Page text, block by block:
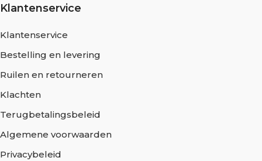
Klantenservice
Klantenservice
Bestelling en levering
Ruilen en retourneren
Klachten
Terugbetalingsbeleid
Algemene voorwaarden
Privacybeleid